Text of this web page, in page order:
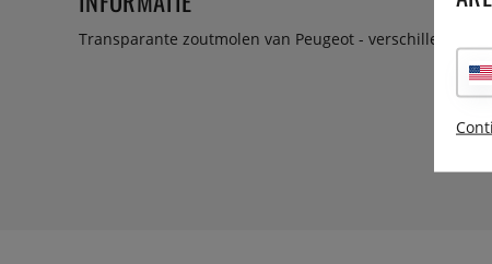
Transparante zoutmolen van Peugeot - verschillende